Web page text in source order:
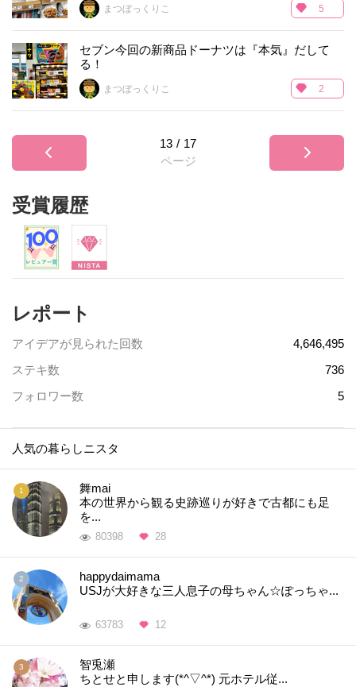
まつぼっくりこ 5
セブン今回の新商品ドーナツは『本気』だして
る！
まつぼっくりこ 2
13 / 17
ページ
受賞履歴
レポート
アイデアが見られた回数
4,646,495
ステキ数
736
フォロワー数
5
人気の暮らしニスタ
舞mai
本の世界から観る史跡巡りが好きで古都にも足
を...
80398 28
happydaimama
USJが大好きな三人息子の母ちゃん☆ぽっちゃ...
63783 12
智兎瀬
ちとせと申します(*^▽^*) 元ホテル従...